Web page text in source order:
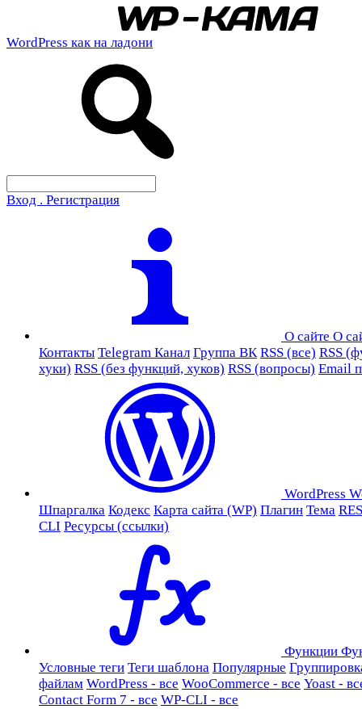
WordPress как на ладони
Вход . Регистрация
О сайте О
Контакты Telegram Канал Группа ВК RSS (все) RSS
хуки) RSS (без функций, хуков) RSS (вопросы) Email
WordPress
Шпаргалка Кодекс Карта сайта (WP) Плагин Тема
CLI Ресурсы (ссылки)
Функции
Условные теги Теги шаблона Популярные
файлам WordPress - все WooCommerce - все Yoast -
Contact Form 7 - все WP-CLI - все